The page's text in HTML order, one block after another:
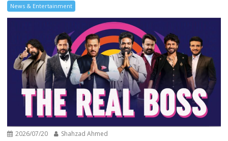
News & Entertainment
2026/07/20 Shahzad Ahmed